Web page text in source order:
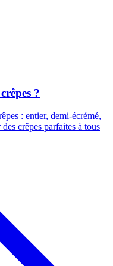
?
: entier, demi-écrémé,
crêpes parfaites à tous